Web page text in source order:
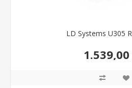
LD Systems U305